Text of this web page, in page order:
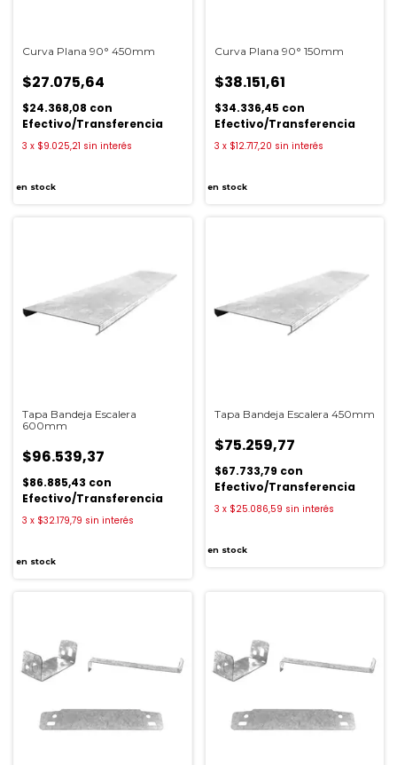
Curva Plana 90° 450mm
$27.075,64
$24.368,08 con
Efectivo/Transferencia
3 x $9.025,21 sin interés
en stock
Curva Plana 90° 150mm
$38.151,61
$34.336,45 con
Efectivo/Transferencia
3 x $12.717,20 sin interés
en stock
Tapa Bandeja Escalera
600mm
$96.539,37
$86.885,43 con
Efectivo/Transferencia
3 x $32.179,79 sin interés
en stock
Tapa Bandeja Escalera 450mm
$75.259,77
$67.733,79 con
Efectivo/Transferencia
3 x $25.086,59 sin interés
en stock